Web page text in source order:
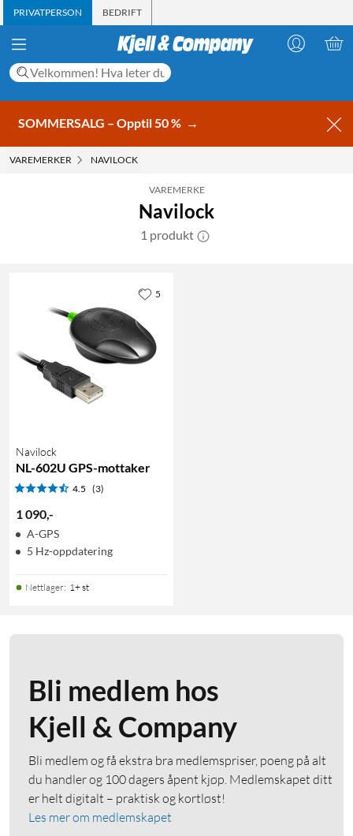
PRIVATPERSON BEDRIFT
SOMMERSALG – Opptil 50 % →
VAREMERKER NAVILOCK
VAREMERKE
Navilock
1 produkt
Navilock
NL-602U GPS-mottaker
4.5 (3)
1 090,-
A-GPS
5 Hz-oppdatering
Nettlager: 1+ st
5
Bli medlem hos
Kjell & Company
Bli medlem og få ekstra bra medlemspriser, poeng på alt
du handler og 100 dagers åpent kjøp. Medlemskapet ditt
er helt digitalt – praktisk og kortløst!
Les mer om medlemskapet